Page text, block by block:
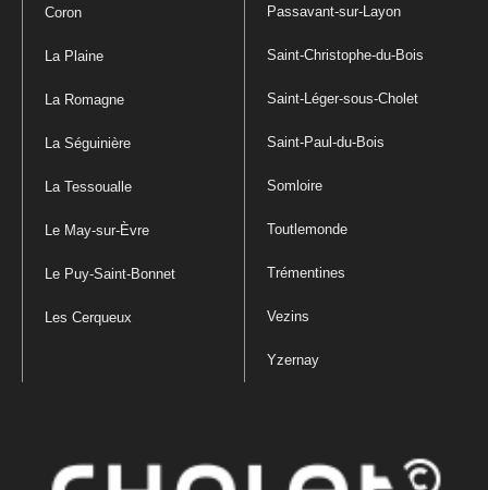
Coron
La Plaine
La Romagne
La Séguinière
La Tessoualle
Le May-sur-Èvre
Le Puy-Saint-Bonnet
Les Cerqueux
Passavant-sur-Layon
Saint-Christophe-du-Bois
Saint-Léger-sous-Cholet
Saint-Paul-du-Bois
Somloire
Toutlemonde
Trémentines
Vezins
Yzernay